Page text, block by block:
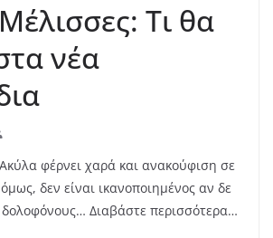
Τι θα
νέα
φέρνει χαρά και ανακούφιση σε
δεν είναι ικανοποιημένος αν δε
δολοφόνους… Διαβάστε περισσότερα…